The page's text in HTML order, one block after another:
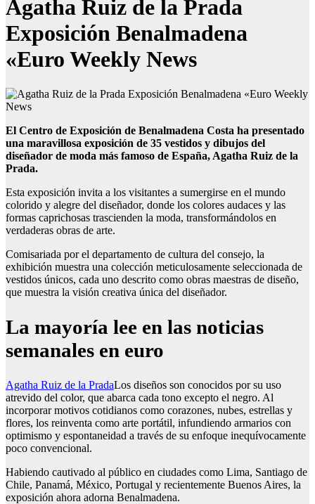
Agatha Ruiz de la Prada
Exposición Benalmadena
«Euro Weekly News
El Centro de Exposición de Benalmadena Costa ha presentado
una maravillosa exposición de 35 vestidos y dibujos del
diseñador de moda más famoso de España, Agatha Ruiz de la
Prada.
Esta exposición invita a los visitantes a sumergirse en el mundo
colorido y alegre del diseñador, donde los colores audaces y las
formas caprichosas trascienden la moda, transformándolos en
verdaderas obras de arte.
Comisariada por el departamento de cultura del consejo, la
exhibición muestra una colección meticulosamente seleccionada de
vestidos únicos, cada uno descrito como obras maestras de diseño,
que muestra la visión creativa única del diseñador.
La mayoría lee en las noticias
semanales en euro
Agatha Ruiz de la PradaLos diseños son conocidos por su uso
atrevido del color, que abarca cada tono excepto el negro. Al
incorporar motivos cotidianos como corazones, nubes, estrellas y
flores, los reinventa como arte portátil, infundiendo armarios con
optimismo y espontaneidad a través de su enfoque inequívocamente
poco convencional.
Habiendo cautivado al público en ciudades como Lima, Santiago de
Chile, Panamá, México, Portugal y recientemente Buenos Aires, la
exposición ahora adorna Benalmadena.